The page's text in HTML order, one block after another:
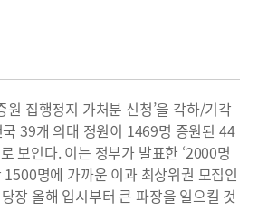
원 집행정지 가처분 신청’을 각하/기각
39개 의대 정원이 1469명 증원된 44
보인다. 이는 정부가 발표한 ‘2000명
1500명에 가까운 이과 최상위권 모집인
장 올해 입시부터 큰 파장을 일으킬 것